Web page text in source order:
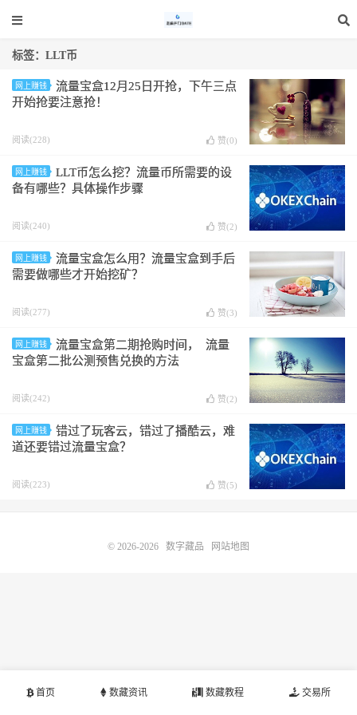
标签：LLT币
网上赚钱
流量宝盒12月25日开抢，下午三点
开始抢要注意抢！
阅读(228) 赞(0)
网上赚钱
LLT币怎么挖？流量币所需要的设
备有哪些？具体操作步骤
阅读(240) 赞(2)
网上赚钱
流量宝盒怎么用？流量宝盒到手后
需要做哪些才开始挖矿？
阅读(277) 赞(3)
网上赚钱
流量宝盒第二期抢购时间， 流量
宝盒第二批公测预售兑换的方法
阅读(242) 赞(2)
网上赚钱
错过了玩客云，错过了播酷云，难
道还要错过流量宝盒？
阅读(223) 赞(5)
首页 数藏资讯 数藏教程 交易所
© 2026-2026 数字藏品 网站地图